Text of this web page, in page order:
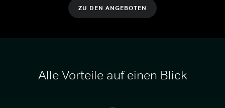
ZU DEN ANGEBOTEN
Alle Vorteile auf einen Blick